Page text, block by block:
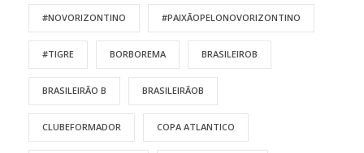
#NOVORIZONTINO #PAIXÃOPELONOVORIZONTINO
#TIGRE BORBOREMA BRASILEIROB
BRASILEIRÃO B BRASILEIRÃOB
CLUBEFORMADOR COPA ATLANTICO